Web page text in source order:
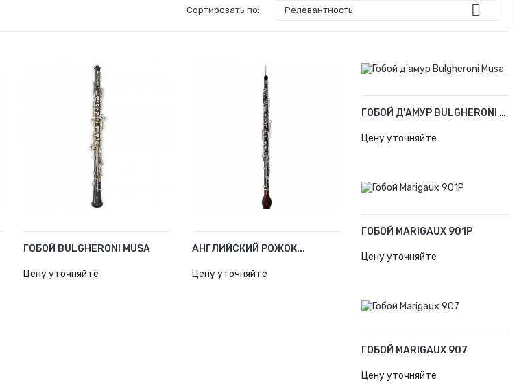
Сортировать по: Релевантность 
ГОБОЙ BULGHERONI MUSA
Цену уточняйте
АНГЛИЙСКИЙ РОЖОК...
Цену уточняйте
ГОБОЙ Д'АМУР BULGHERONI MUSA
Цену уточняйте
ГОБОЙ MARIGAUX 901P
Цену уточняйте
ГОБОЙ MARIGAUX 907
Цену уточняйте